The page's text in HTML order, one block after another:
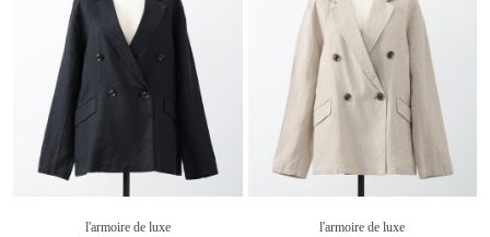
l'armoire de luxe
l'armoire de luxe